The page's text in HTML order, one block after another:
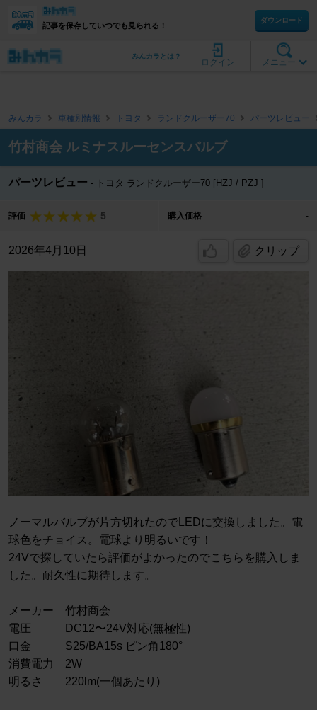
記事を保存していつでも見られる！
ダウンロード
メニュー
ログイン
みんカラとは？
みんカラ 車種別情報 トヨタ ランドクルーザー70 パーツレビュー
竹村商会 ルミナスルーセンスバルブ
パーツレビュー トヨタ ランドクルーザー70 [HZJ / PZJ ]
評価 5 購入価格 -
2026年4月10日 クリップ
ノーマルバルブが片方切れたのでLEDに交換しました。電
球色をチョイス。電球より明るいです！
24Vで探していたら評価がよかったのでこちらを購入しま
した。耐久性に期待します。
メーカー 竹村商会
電圧 DC12〜24V対応(無極性)
口金 S25/BA15s ピン角180°
消費電力 2W
明るさ 220lm(一個あたり)